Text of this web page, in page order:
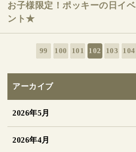
お子様限定！ポッキーの日イベ
ント★
99 100 101 102 103 104
アーカイブ
2026年5月
2026年4月